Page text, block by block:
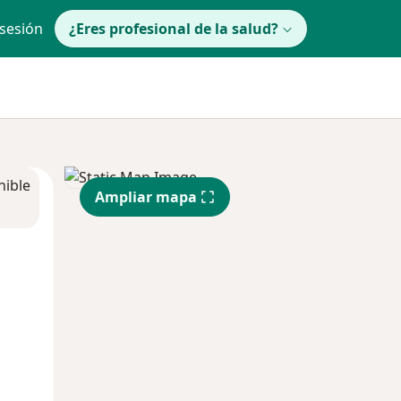
¿Eres profesional de la salud?
Ampliar mapa